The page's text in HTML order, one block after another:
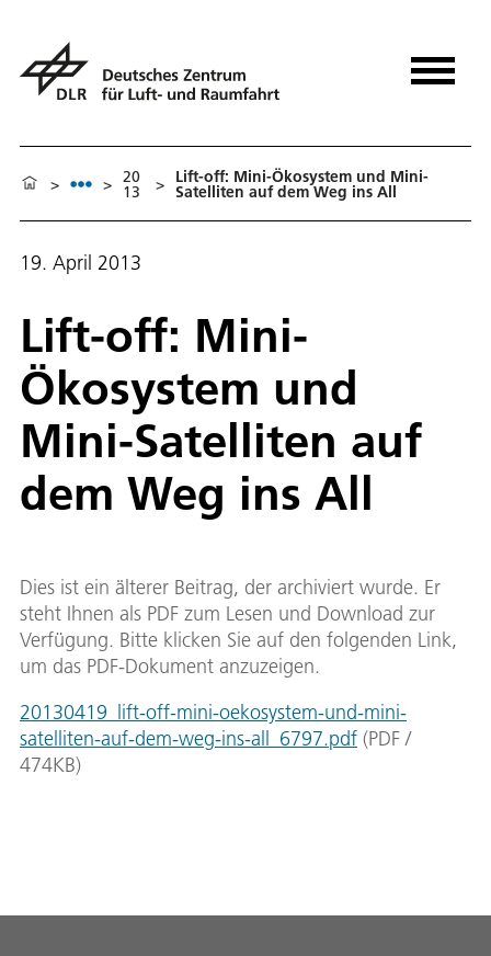
> > 20
13 > Lift-off: Mini-Ökosystem und Mini-
Satelliten auf dem Weg ins All
19. April 2013
Lift-off: Mini-
Ökosystem und
Mini-Satelliten auf
dem Weg ins All
Dies ist ein älterer Beitrag, der archiviert wurde. Er
steht Ihnen als PDF zum Lesen und Download zur
Verfügung. Bitte klicken Sie auf den folgenden Link,
um das PDF-Dokument anzuzeigen.
20130419_lift-off-mini-oekosystem-und-mini-
satelliten-auf-dem-weg-ins-all_6797.pdf (PDF /
474KB)